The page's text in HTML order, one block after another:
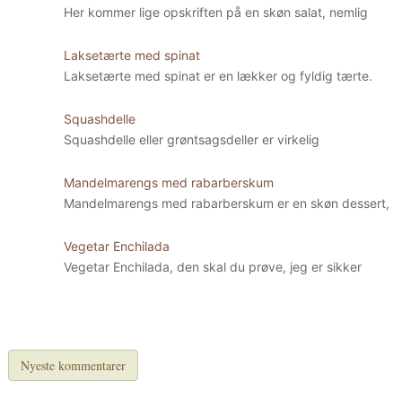
Her kommer lige opskriften på en skøn salat, nemlig
Laksetærte med spinat
Laksetærte med spinat er en lækker og fyldig tærte.
Squashdelle
Squashdelle eller grøntsagsdeller er virkelig
Mandelmarengs med rabarberskum
Mandelmarengs med rabarberskum er en skøn dessert,
Vegetar Enchilada
Vegetar Enchilada, den skal du prøve, jeg er sikker
Nyeste kommentarer